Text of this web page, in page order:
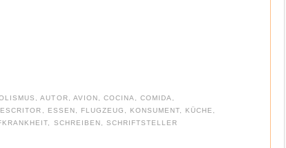
,AUTOR AVION COCINA ,COMIDA
ESCRITOR ESSEN FLUGZEUG KONSUMENT KÜCHE
SCHREIBEN SCHRIFTSTELLER